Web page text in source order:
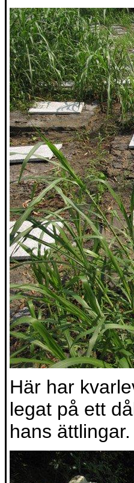
Här har
legat på ett
hans